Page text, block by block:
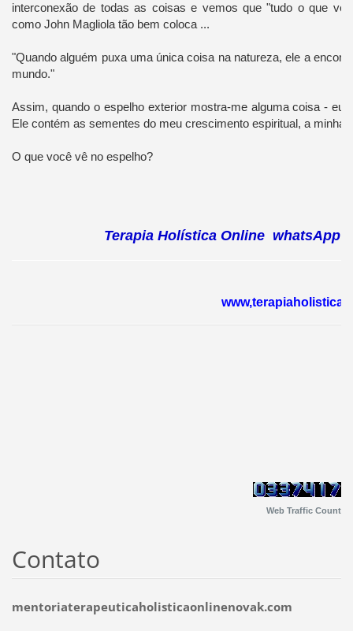
interconexão de todas as coisas e vemos que "tudo o que
como John Magliola tão bem coloca ...
"Quando alguém puxa uma única coisa na natureza, ele a
mundo."
Assim, quando o espelho exterior mostra-me alguma coisa - eu
Ele contém as sementes do meu crescimento espiritual, a minha
O que você vê no espelho?
Terapia Holística Online
Web Traffic Count
Contato
mentoriaterapeuticaholisticaonlinenovak.com